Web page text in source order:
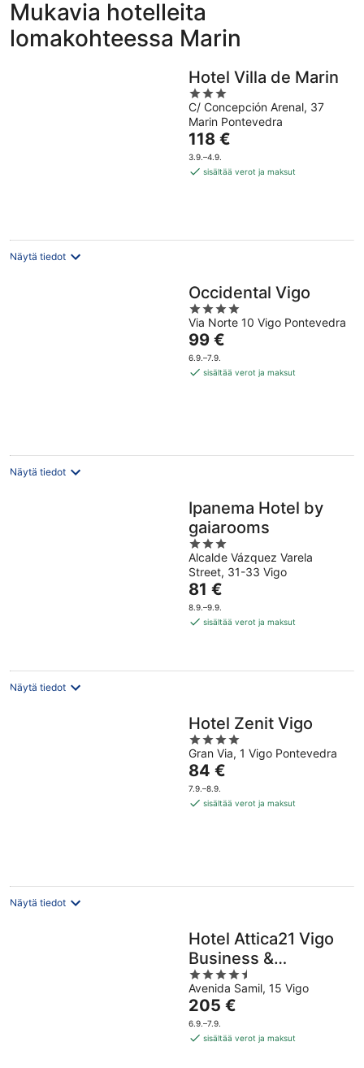
Mukavia hotelleita
lomakohteessa Marin
Hotel Villa de Marin
3
out
of
5
C/ Concepción Arenal, 37
Marin Pontevedra
Hinta
on
118 €
118 €
3.9.–4.9.
sisältää verot ja maksut
Näytä tiedot
Occidental Vigo
4
out
of
5
Via Norte 10 Vigo Pontevedra
Hinta
on
99 €
99 €
6.9.–7.9.
sisältää verot ja maksut
Näytä tiedot
Ipanema Hotel by
gaiarooms
3
out
of
5
Alcalde Vázquez Varela
Street, 31-33 Vigo
Hinta
on
81 €
81 €
8.9.–9.9.
sisältää verot ja maksut
Näytä tiedot
Hotel Zenit Vigo
4
out
of
5
Gran Via, 1 Vigo Pontevedra
Hinta
on
84 €
84 €
7.9.–8.9.
sisältää verot ja maksut
Näytä tiedot
Hotel Attica21 Vigo
Business &
Wellness
4.5
out
of
5
Avenida Samil, 15 Vigo
Hinta
on
205 €
205 €
6.9.–7.9.
sisältää verot ja maksut